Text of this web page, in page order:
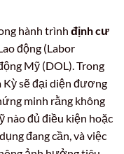
hành trình định cư
động (Labor
Mỹ (DOL). Trong
Kỳ sẽ đại diện đương
minh rằng không
nào đủ điều kiện hoặc
đang cần, và việc